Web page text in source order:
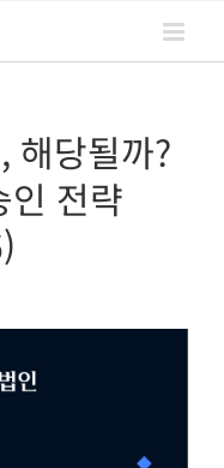
해당될까?
인 전략